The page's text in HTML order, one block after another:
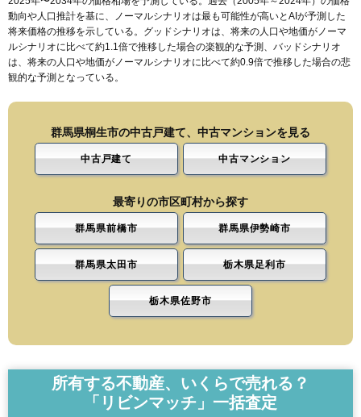
動向や人口推計を基に、ノーマルシナリオは最も可能性が高いとAIが予測した
将来価格の推移を示している。グッドシナリオは、将来の人口や地価がノーマ
ルシナリオに比べて約1.1倍で推移した場合の楽観的な予測、バッドシナリオ
は、将来の人口や地価がノーマルシナリオに比べて約0.9倍で推移した場合の悲
観的な予測となっている。
群馬県桐生市の中古戸建て、中古マンションを見る
中古戸建て 中古マンション
最寄りの市区町村から探す
群馬県前橋市 群馬県伊勢崎市
群馬県太田市 栃木県足利市
栃木県佐野市
所有する不動産、いくらで売れる？
「リビンマッチ」一括査定